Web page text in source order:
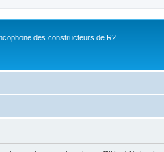
des constructeurs de R2